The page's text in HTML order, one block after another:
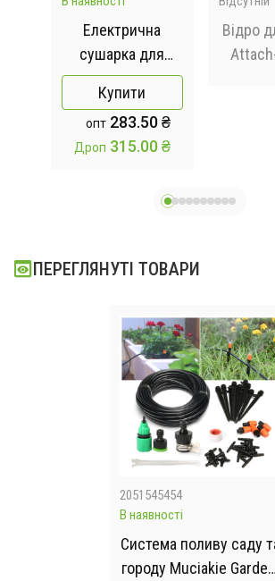
Електрична
сушарка для
взуття SHOE
DRYER LY-481, 4
режими роботи,
300 вт
Купити
опт283.50 ₴
Дроп 315.00 ₴
Відро
ПЕРЕГЛЯНУТІ ТОВАРИ
2051545454
В наявності
Система поливу саду
городу Muciakie Garden,